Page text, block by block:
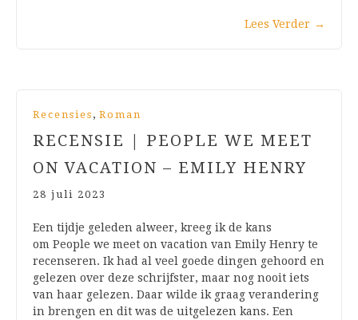
Lees Verder →
Recensies , Roman
RECENSIE | PEOPLE WE MEET
ON VACATION – EMILY HENRY
28 juli 2023
Een tijdje geleden alweer, kreeg ik de kans
om People we meet on vacation van Emily Henry te
recenseren. Ik had al veel goede dingen gehoord en
gelezen over deze schrijfster, maar nog nooit iets
van haar gelezen. Daar wilde ik graag verandering
in brengen en dit was de uitgelezen kans. Een